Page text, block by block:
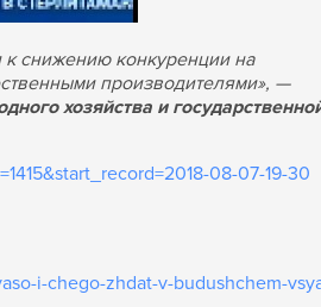
к снижению конкуренции на
производителями», —
хозяйства и
08-07-19-30
i-chego-zhdat-v-budushchem-